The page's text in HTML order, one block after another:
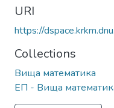
URI
https://
Collections
Вища математика
ЕП - Вища